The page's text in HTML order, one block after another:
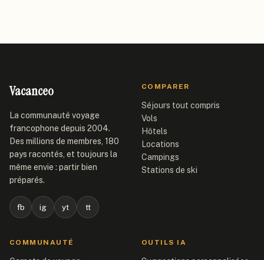
Vacanceo
La communauté voyage
francophone depuis 2004.
Des millions de membres, 180
pays racontés, et toujours la
même envie : partir bien
préparés.
fb ig yt tt
COMPARER
Séjours tout compris
Vols
Hôtels
Locations
Campings
Stations de ski
COMMUNAUTÉ OUTILS IA